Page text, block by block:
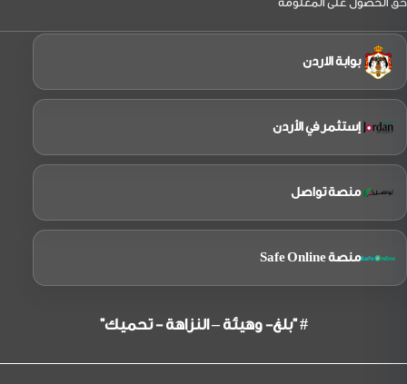
بوابة الاردن
إستثمر في الأردن
منصة تواصل
منصة Safe Online
# "بلغ- وهيئة – النزاهة - تحميك"